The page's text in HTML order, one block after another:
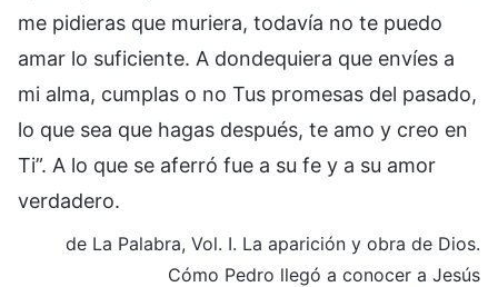
me pidieras que muriera, todavía no te puedo
amar lo suficiente. A dondequiera que envíes a
mi alma, cumplas o no Tus promesas del pasado,
lo que sea que hagas después, te amo y creo en
Ti”. A lo que se aferró fue a su fe y a su amor
verdadero.
de La Palabra, Vol. I. La aparición y obra de Dios.
Cómo Pedro llegó a conocer a Jesús